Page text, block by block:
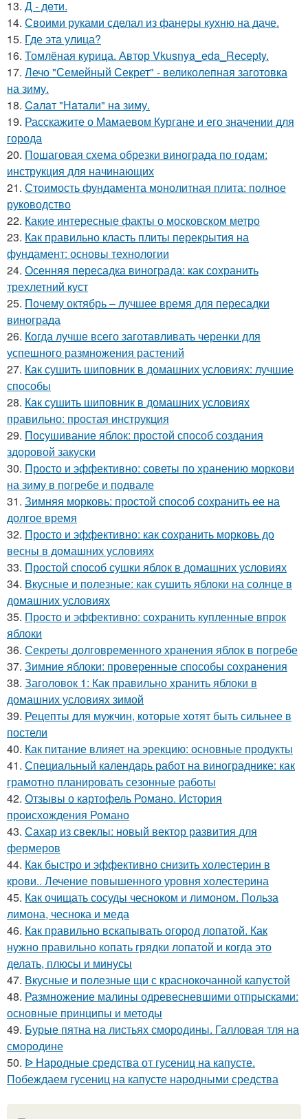
13. Д - дeти.
14. Своими руками сделал из фанеры кухню на даче.
15. Где этa улица?
16. Томлёная курица. Автор Vkusnya_eda_Recepty.
17. Лечо "Семейный Секрет" - великолепная заготовка
на зиму.
18. Caлaт "Нaтaли" нa зиму.
19. Расскажите о Мамаевом Кургане и его значении для
города
20. Пошаговая схема обрезки винограда по годам:
инструкция для начинающих
21. Стоимость фундамента монолитная плита: полное
руководство
22. Какие интересные факты о московском метро
23. Как правильно класть плиты перекрытия на
фундамент: основы технологии
24. Осенняя пересадка винограда: как сохранить
трехлетний куст
25. Почему октябрь – лучшее время для пересадки
винограда
26. Когда лучше всего заготавливать черенки для
успешного размножения растений
27. Как сушить шиповник в домашних условиях: лучшие
способы
28. Как сушить шиповник в домашних условиях
правильно: простая инструкция
29. Посушивание яблок: простой способ создания
здоровой закуски
30. Просто и эффективно: советы по хранению моркови
на зиму в погребе и подвале
31. Зимняя морковь: простой способ сохранить ее на
долгое время
32. Просто и эффективно: как сохранить морковь до
весны в домашних условиях
33. Простой способ сушки яблок в домашних условиях
34. Вкусные и полезные: как сушить яблоки на солнце в
домашних условиях
35. Просто и эффективно: сохранить купленные впрок
яблоки
36. Секреты долговременного хранения яблок в погребе
37. Зимние яблоки: проверенные способы сохранения
38. Заголовок 1: Как правильно хранить яблоки в
домашних условиях зимой
39. Рецепты для мужчин, которые хотят быть сильнее в
постели
40. Как питание влияет на эрекцию: основные продукты
41. Специальный календарь работ на винограднике: как
грамотно планировать сезонные работы
42. Отзывы о картофель Романо. История
происхождения Романо
43. Сахар из свеклы: новый вектор развития для
фермеров
44. Как быстро и эффективно снизить холестерин в
крови.. Лечение повышенного уровня холестерина
45. Как очищать сосуды чесноком и лимоном. Польза
лимона, чеснока и меда
46. Как правильно вскапывать огород лопатой. Как
нужно правильно копать грядки лопатой и когда это
делать, плюсы и минусы
47. Вкусные и полезные щи с краснокочанной капустой
48. Размножение малины одревесневшими отпрысками:
основные принципы и методы
49. Бурые пятна на листьях смородины. Галловая тля на
смородине
50. ᐉ Народные средства от гусениц на капусте.
Побеждаем гусениц на капусте народными средства